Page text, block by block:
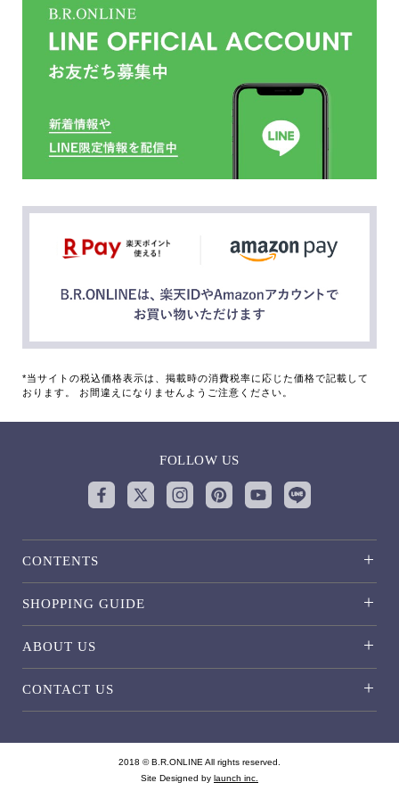
*当サイトの税込価格表示は、掲載時の消費税率に応じた価格で記載して
おります。 お間違えになりませんようご注意ください。
FOLLOW US
CONTENTS
SHOPPING GUIDE
ABOUT US
CONTACT US
2018 © B.R.ONLINE All rights reserved.
Site Designed by launch inc.